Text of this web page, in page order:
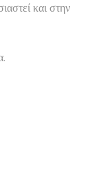
και στην